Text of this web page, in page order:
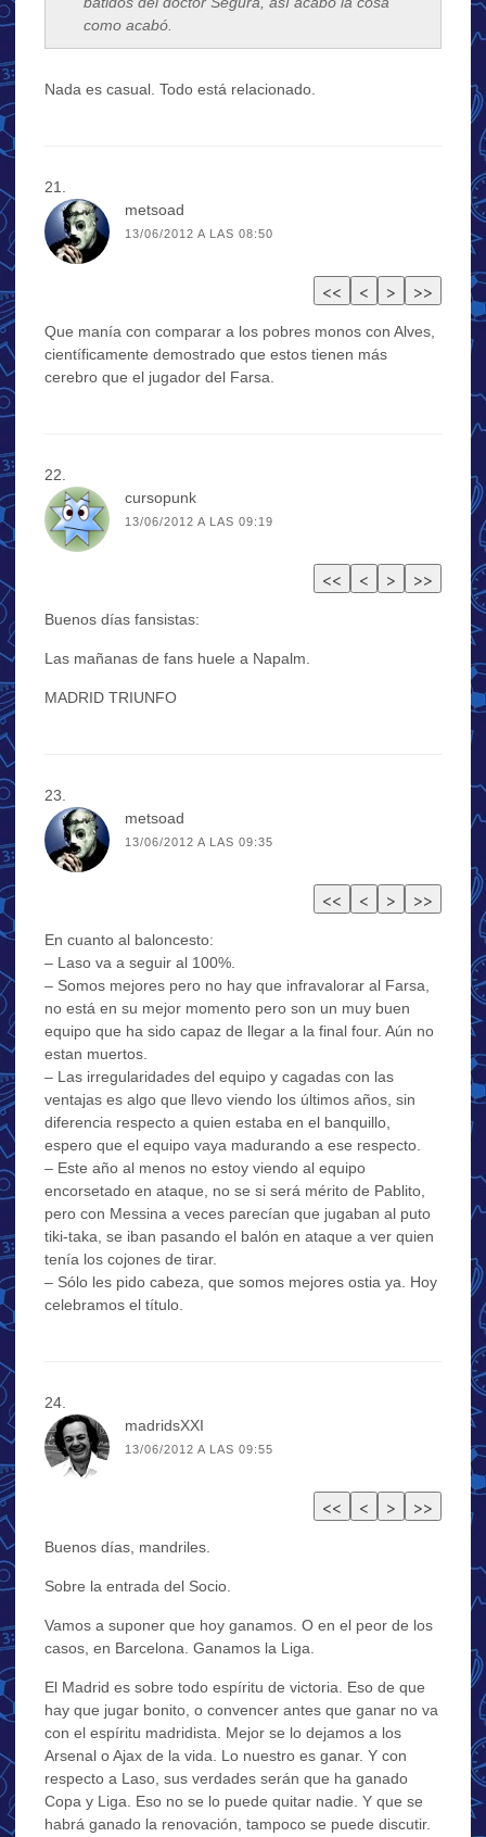
como acabó.
Nada es casual. Todo está relacionado.
metsoad
13/06/2012 A LAS 08:50
Que manía con comparar a los pobres monos con Alves,
científicamente demostrado que estos tienen más
cerebro que el jugador del Farsa.
cursopunk
13/06/2012 A LAS 09:19
Buenos días fansistas:
Las mañanas de fans huele a Napalm.
MADRID TRIUNFO
metsoad
13/06/2012 A LAS 09:35
En cuanto al baloncesto:
– Laso va a seguir al 100%.
– Somos mejores pero no hay que infravalorar al Farsa,
no está en su mejor momento pero son un muy buen
equipo que ha sido capaz de llegar a la final four. Aún no
estan muertos.
– Las irregularidades del equipo y cagadas con las
ventajas es algo que llevo viendo los últimos años, sin
diferencia respecto a quien estaba en el banquillo,
espero que el equipo vaya madurando a ese respecto.
– Este año al menos no estoy viendo al equipo
encorsetado en ataque, no se si será mérito de Pablito,
pero con Messina a veces parecían que jugaban al puto
tiki-taka, se iban pasando el balón en ataque a ver quien
tenía los cojones de tirar.
– Sólo les pido cabeza, que somos mejores ostia ya. Hoy
celebramos el título.
madridsXXI
13/06/2012 A LAS 09:55
Buenos días, mandriles.
Sobre la entrada del Socio.
Vamos a suponer que hoy ganamos. O en el peor de los
casos, en Barcelona. Ganamos la Liga.
El Madrid es sobre todo espíritu de victoria. Eso de que
hay que jugar bonito, o convencer antes que ganar no va
con el espíritu madridista. Mejor se lo dejamos a los
Arsenal o Ajax de la vida. Lo nuestro es ganar. Y con
respecto a Laso, sus verdades serán que ha ganado
Copa y Liga. Eso no se lo puede quitar nadie. Y que se
habrá ganado la renovación, tampoco se puede discutir.